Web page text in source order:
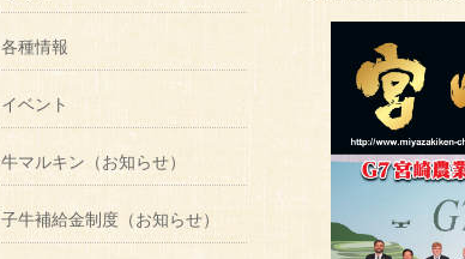
各種情報
イベント
牛マルキン（お知らせ）
子牛補給金制度（お知らせ）